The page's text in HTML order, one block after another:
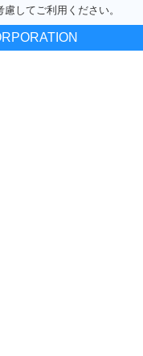
してご利用ください。